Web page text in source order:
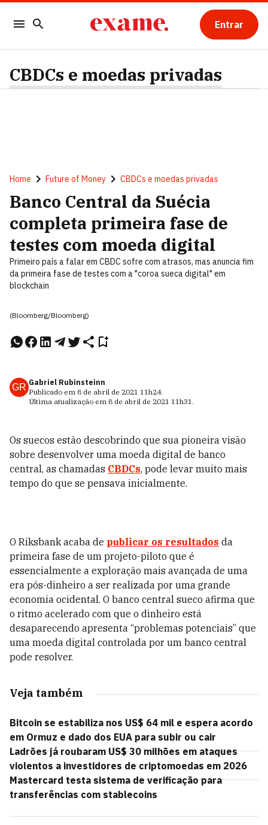
Entrar
CBDCs e moedas privadas
Home Future of Money CBDCs e moedas privadas
Banco Central da Suécia
completa primeira fase de
testes com moeda digital
Primeiro país a falar em CBDC sofre com atrasos, mas anuncia fim
da primeira fase de testes com a "coroa sueca digital" em
blockchain
(Bloomberg/Bloomberg)
GR Gabriel Rubinsteinn
Publicado em 8 de abril de 2021 11h24.
Última atualização em 8 de abril de 2021 11h31.
Os suecos estão descobrindo que sua pioneira visão
sobre desenvolver uma moeda digital de banco
central, as chamadas CBDCs, pode levar muito mais
tempo do que se pensava inicialmente.
O Riksbank acaba de publicar os resultados da
primeira fase de um projeto-piloto que é
essencialmente a exploração mais avançada de uma
era pós-dinheiro a ser realizada por uma grande
economia ocidental. O banco central sueco afirma que
o ritmo acelerado com que o dinheiro está
desaparecendo apresenta “problemas potenciais” que
uma moeda digital controlada por um banco central
pode resolver.
Veja também
Bitcoin se estabiliza nos US$ 64 mil e espera acordo
em Ormuz e dado dos EUA para subir ou cair
Ladrões já roubaram US$ 30 milhões em ataques
violentos a investidores de criptomoedas em 2026
Mastercard testa sistema de verificação para
transferências com stablecoins